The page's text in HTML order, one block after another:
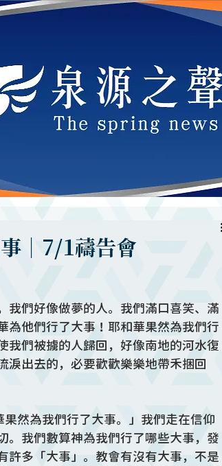
｜7/1禱告會
我們好像做夢的人。我們滿口喜笑、滿
為他們行了大事！耶和華果然為我們行
我們被擄的人歸回，好像南地的河水復
淚出去的，必要歡歡樂樂地帶禾捆回
然為我們行了大事。」我們走在信仰
。我們數算神為我們行了哪些大事，發
許多「大事」。教會有沒有大事，不是